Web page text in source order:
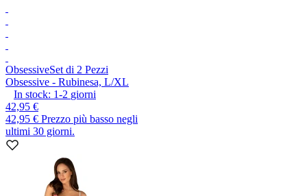
ObsessiveSet di 2 Pezzi
Obsessive - Rubinesa, L/XL
In stock: 1-2 giorni
42,95 €
42,95 € Prezzo più basso negli
ultimi 30 giorni.